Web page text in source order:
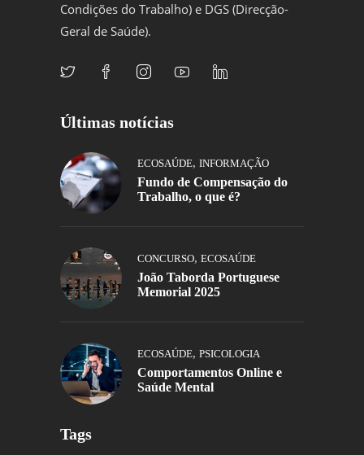
Condições do Trabalho) e DGS (Direcção-
Geral de Saúde).
Últimas notícias
ECOSAÚDE, INFORMAÇÃO
Fundo de Compensação do
Trabalho, o que é?
CONCURSO, ECOSAÚDE
João Taborda Portuguese
Memorial 2025
ECOSAÚDE, PSICOLOGIA
Comportamentos Online e
Saúde Mental
Tags